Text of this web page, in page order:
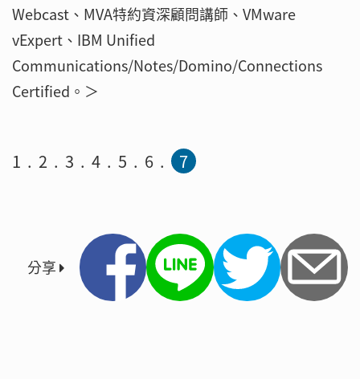
Webcast、MVA特約資深顧問講師、VMware
vExpert、IBM Unified
Communications/Notes/Domino/Connections
Certified。＞
1 2 3 4 5 6 7
分享